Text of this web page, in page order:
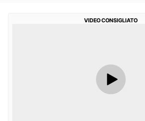
VIDEO CONSIGLIATO